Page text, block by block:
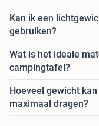
Kan ik een
gebruiken?
Wat is het ideale
campingtafel?
Hoeveel gewicht
maximaal dragen?